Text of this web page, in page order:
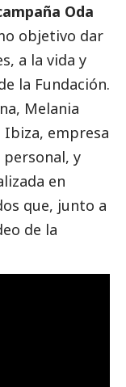
Oda
objetivo dar
a la vida y
la Fundación.
Melania
Ibiza, empresa
personal, y
en
que, junto a
de la